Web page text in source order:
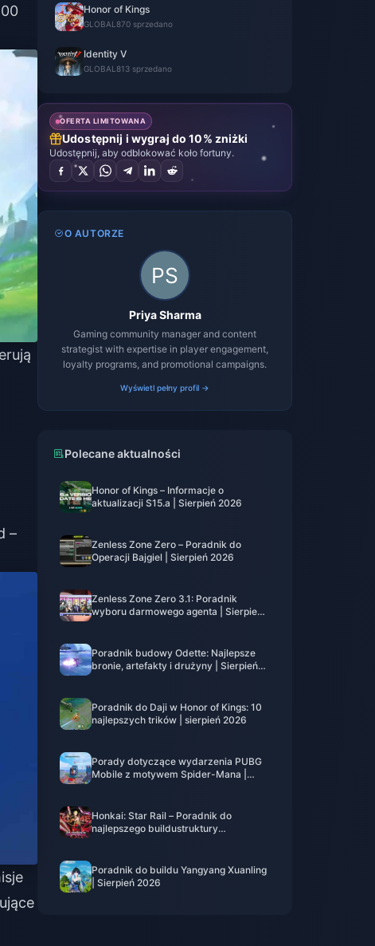
–
Honor of Kings
GLOBAL 870 sprzedano
Identity V
GLOBAL 813 sprzedano
OFERTA LIMITOWANA
Udostępnij i wygraj do 10% zniżki
Udostępnij, aby odblokować koło fortuny.
O AUTORZE
Priya Sharma
Gaming community manager and content
strategist with expertise in player engagement,
loyalty programs, and promotional campaigns.
Wyświetl pełny profil →
Polecane aktualności
Honor of Kings – Informacje o
aktualizacji S15.a | Sierpień 2026
Zenless Zone Zero – Poradnik do
Operacji Bajgiel | Sierpień 2026
Zenless Zone Zero 3.1: Poradnik
wyboru darmowego agenta | Sierpień
Poradnik budowy Odette: Najlepsze
bronie, artefakty i drużyny | Sierpień
Poradnik do Daji w Honor of Kings: 10
najlepszych trików | sierpień 2026
Porady dotyczące wydarzenia PUBG
Mobile z motywem Spider-Mana |
Honkai: Star Rail – Poradnik do
najlepszego buildustruktury
Poradnik do buildu Yangyang Xuanling
| Sierpień 2026